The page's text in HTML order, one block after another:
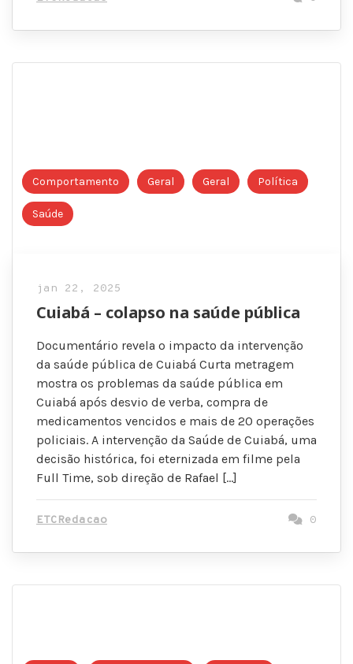
Comportamento Geral Geral Política
Saúde
jan 22, 2025
Cuiabá – colapso na saúde pública
Documentário revela o impacto da intervenção
da saúde pública de Cuiabá Curta metragem
mostra os problemas da saúde pública em
Cuiabá após desvio de verba, compra de
medicamentos vencidos e mais de 20 operações
policiais. A intervenção da Saúde de Cuiabá, uma
decisão histórica, foi eternizada em filme pela
Full Time, sob direção de Rafael […]
ETCRedacao 0